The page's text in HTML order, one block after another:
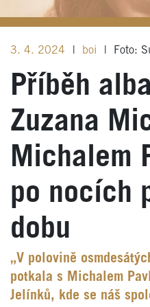
3. 4. 2024 boi Foto:
Příběh
Zuzana
Michalem
po nocích
dobu
„V polovině
potkala s Michalem
Jelínků, kde se náš